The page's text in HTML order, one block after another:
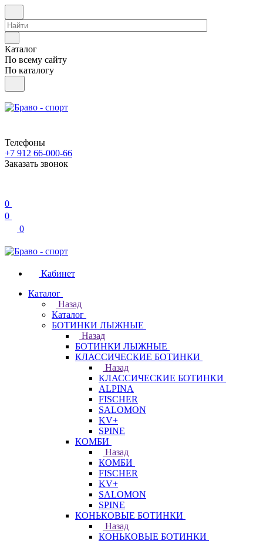
Каталог
По всему сайту
По каталогу
Телефоны
+7 912 66-000-66
Заказать звонок
0
0
0
Кабинет
Каталог
Назад
Каталог
БОТИНКИ ЛЫЖНЫЕ
Назад
БОТИНКИ ЛЫЖНЫЕ
КЛАССИЧЕСКИЕ БОТИНКИ
Назад
КЛАССИЧЕСКИЕ БОТИНКИ
ALPINA
FISCHER
SALOMON
KV+
SPINE
КОМБИ
Назад
КОМБИ
FISCHER
KV+
SALOMON
SPINE
КОНЬКОВЫЕ БОТИНКИ
Назад
КОНЬКОВЫЕ БОТИНКИ